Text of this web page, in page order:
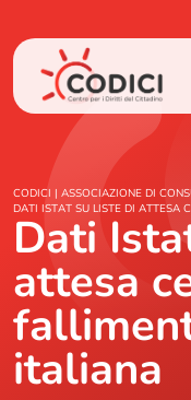
Chi Siamo
Cosa
Area
CODICI | ASSOCIAZIONE DI
DATI ISTAT SU LISTE DI ATTESA
Dati
attesa
italiana